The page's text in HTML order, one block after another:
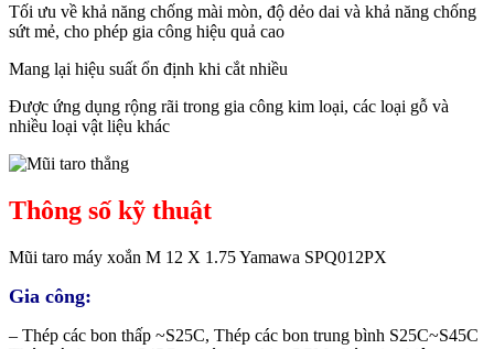
Tối ưu về khả năng chống mài mòn, độ dẻo dai và khả năng chống
sứt mẻ, cho phép gia công hiệu quả cao
Mang lại hiệu suất ổn định khi cắt nhiều
Được ứng dụng rộng rãi trong gia công kim loại, các loại gỗ và
nhiều loại vật liệu khác
Thông số kỹ thuật
Mũi taro máy xoắn M 12 X 1.75 Yamawa SPQ012PX
Gia công:
– Thép các bon thấp ~S25C, Thép các bon trung bình S25C~S45C